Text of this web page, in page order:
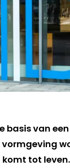
basis van
tot